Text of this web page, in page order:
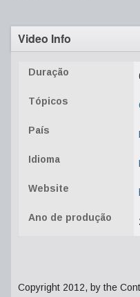
Video Info
Duração
Tópicos
País
Idioma
Website
Ano de produção
Copyright 2012, by the